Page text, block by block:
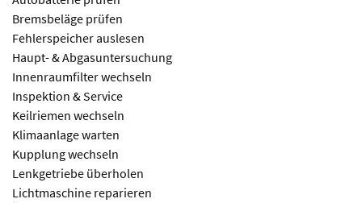
Bremsbeläge prüfen
Fehlerspeicher auslesen
Haupt- & Abgasuntersuchung
Innenraumfilter wechseln
Inspektion & Service
Keilriemen wechseln
Klimaanlage warten
Kupplung wechseln
Lenkgetriebe überholen
Lichtmaschine reparieren